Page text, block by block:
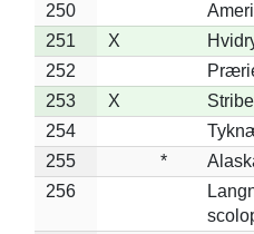
250
251
X
252
253
X
254
255
*
256